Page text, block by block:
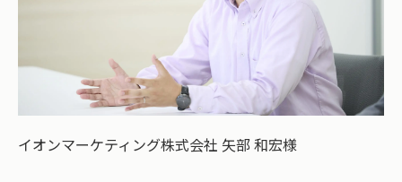
イオンマーケティング株式会社 矢部 和宏様